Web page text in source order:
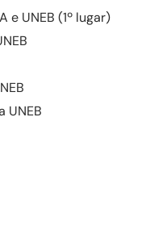
e UNEB (1º lugar)
UNEB